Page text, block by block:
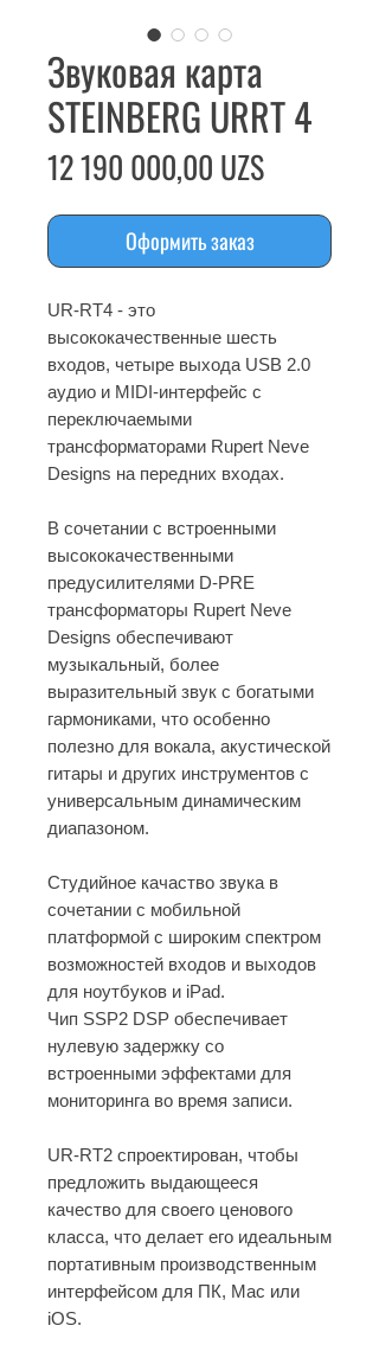
Звуковая карта
STEINBERG URRT 4
12 190 000,00 UZSЦена
Оформить заказ
UR-RT4 - это
высококачественные шесть
входов, четыре выхода USB 2.0
аудио и MIDI-интерфейс с
переключаемыми
трансформаторами Rupert Neve
Designs на передних входах.
В сочетании с встроенными
высококачественными
предусилителями D-PRE
трансформаторы Rupert Neve
Designs обеспечивают
музыкальный, более
выразительный звук с богатыми
гармониками, что особенно
полезно для вокала, акустической
гитары и других инструментов с
универсальным динамическим
диапазоном.
Студийное качаство звука в
сочетании с мобильной
платформой с широким спектром
возможностей входов и выходов
для ноутбуков и iPad.
Чип SSP2 DSP обеспечивает
нулевую задержку со
встроенными эффектами для
мониторинга во время записи.
UR-RT2 спроектирован, чтобы
предложить выдающееся
качество для своего ценового
класса, что делает его идеальным
портативным производственным
интерфейсом для ПК, Mac или
iOS.